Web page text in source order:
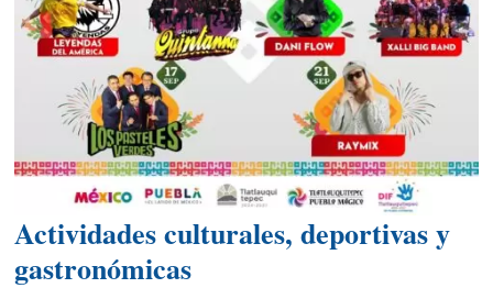
Actividades culturales, deportivas y
gastronómicas